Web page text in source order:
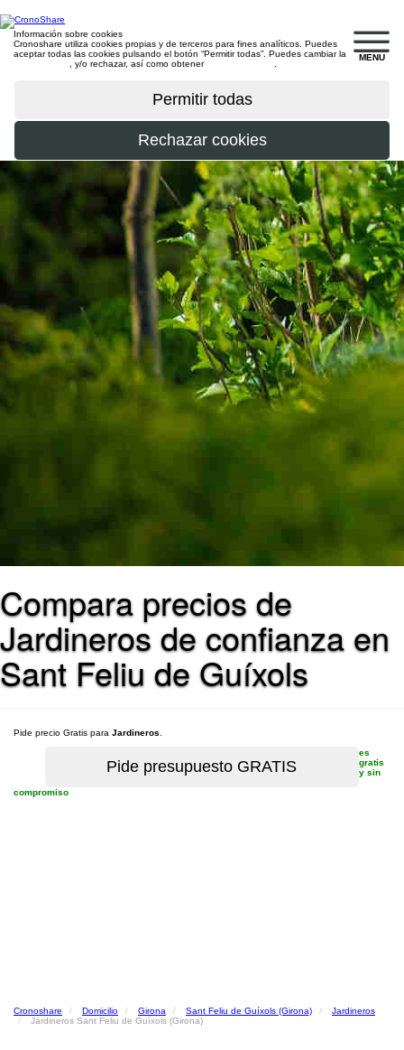
MENU
Información sobre cookies
Cronoshare utiliza cookies propias y de terceros para fines analíticos. Puedes
aceptar todas las cookies pulsando el botón “Permitir todas”. Puedes cambiar la
, y/o rechazar, así como obtener
Compara precios de
Jardineros de confianza en
Sant Feliu de Guíxols
Pide precio Gratis para Jardineros
es
gratis
y sin
compromiso
Cronoshare Domicilio Girona Sant Feliu de Guíxols (Girona)
Jardineros
Jardineros Sant Feliu de Guíxols (Girona)